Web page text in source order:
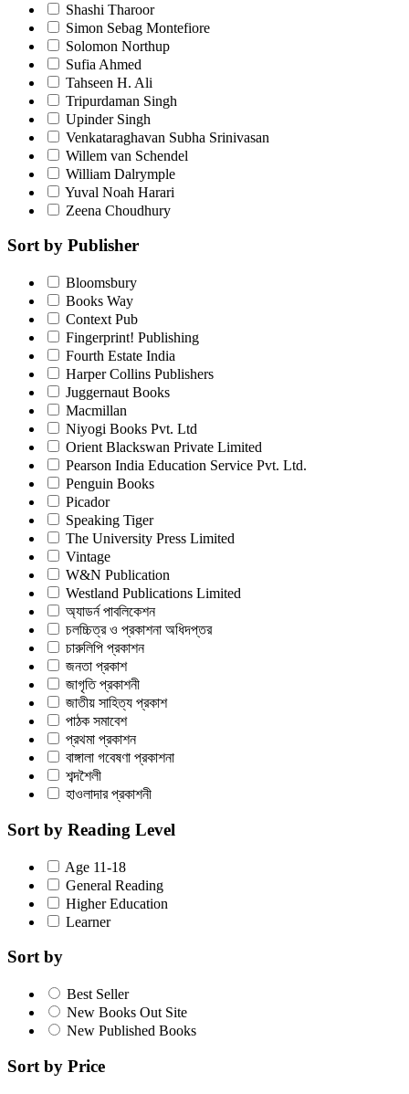
Shashi Tharoor
Simon Sebag Montefiore
Solomon Northup
Sufia Ahmed
Tahseen H. Ali
Tripurdaman Singh
Upinder Singh
Venkataraghavan Subha Srinivasan
Willem van Schendel
William Dalrymple
Yuval Noah Harari
Zeena Choudhury
Sort by Publisher
Bloomsbury
Books Way
Context Pub
Fingerprint! Publishing
Fourth Estate India
Harper Collins Publishers
Juggernaut Books
Macmillan
Niyogi Books Pvt. Ltd
Orient Blackswan Private Limited
Pearson India Education Service Pvt. Ltd.
Penguin Books
Picador
Speaking Tiger
The University Press Limited
Vintage
W&N Publication
Westland Publications Limited
অ্যাডর্ন পাবলিকেশন
চলচ্চিত্র ও প্রকাশনা অধিদপ্তর
চারুলিপি প্রকাশন
জনতা প্রকাশ
জাগৃতি প্রকাশনী
জাতীয় সাহিত্য প্রকাশ
পাঠক সমাবেশ
প্রথমা প্রকাশন
বাঙ্গালা গবেষণা প্রকাশনা
শব্দশৈলী
হাওলাদার প্রকাশনী
Sort by Reading Level
Age 11-18
General Reading
Higher Education
Learner
Sort by
Best Seller
New Books Out Site
New Published Books
Sort by Price